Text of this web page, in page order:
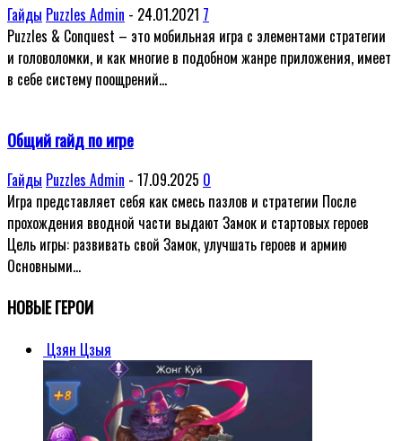
Гайды Puzzles Admin - 24.01.2021 7
Puzzles & Conquest – это мобильная игра с элементами стратегии
и головоломки, и как многие в подобном жанре приложения, имеет
в себе систему поощрений...
Общий гайд по игре
Гайды Puzzles Admin - 17.09.2025 0
Игра представляет себя как смесь пазлов и стратегии После
прохождения вводной части выдают Замок и стартовых героев
Цель игры: развивать свой Замок, улучшать героев и армию
Основными...
НОВЫЕ ГЕРОИ
Цзян Цзыя